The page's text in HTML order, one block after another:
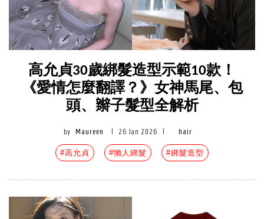
高允貞30歲綁髮造型示範10款！
《愛情怎麼翻譯？》女神馬尾、包
頭、辮子髮型全解析
by Maureen 26 Jan 2026 hair
#高允貞 #懶人綁髮 #綁髮造型